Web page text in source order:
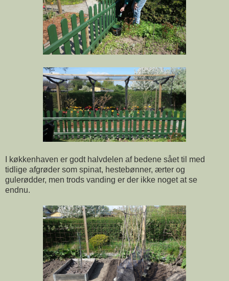
I køkkenhaven er godt halvdelen af bedene sået til med
tidlige afgrøder som spinat, hestebønner, ærter og
gulerødder, men trods vanding er der ikke noget at se
endnu.